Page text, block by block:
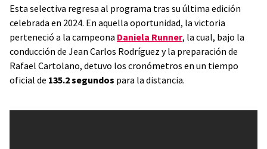
Esta selectiva regresa al programa tras su última edición
celebrada en 2024. En aquella oportunidad, la victoria
perteneció a la campeona Daniela Runner, la cual, bajo la
conducción de Jean Carlos Rodríguez y la preparación de
Rafael Cartolano, detuvo los cronómetros en un tiempo
oficial de 135.2 segundos para la distancia.